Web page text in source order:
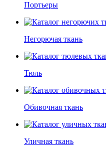
Портьеры
Негорючая ткань
Тюль
Обивочная ткань
Уличная ткань